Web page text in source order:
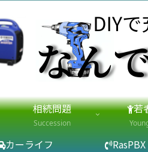
相続問題
Succession
若
カーライフ RasPBX